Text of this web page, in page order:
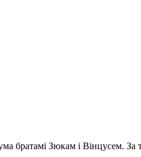
братамі Зюкам і Вінцусем. За